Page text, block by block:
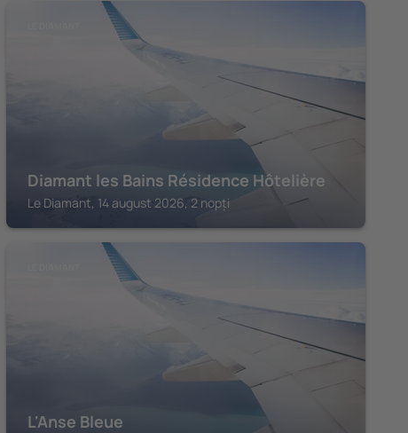
Diamant les Bains Résidence Hôtelière
Le Diamant, 14 august 2026, 2 nopți
L'Anse Bleue